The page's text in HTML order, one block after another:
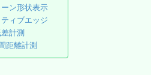
ン形状表示
ィブエッジ
計測
距離計測